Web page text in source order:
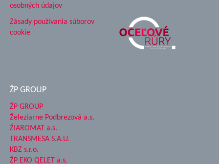
osobných údajov
Zásady používania súborov
cookie
ŽP GROUP
ŽP GROUP
Železiarne Podbrezová a.s.
ŽIAROMAT a.s.
TRANSMESA S.A.U.
KBZ s.r.o.
ŽP EKO QELET a.s.